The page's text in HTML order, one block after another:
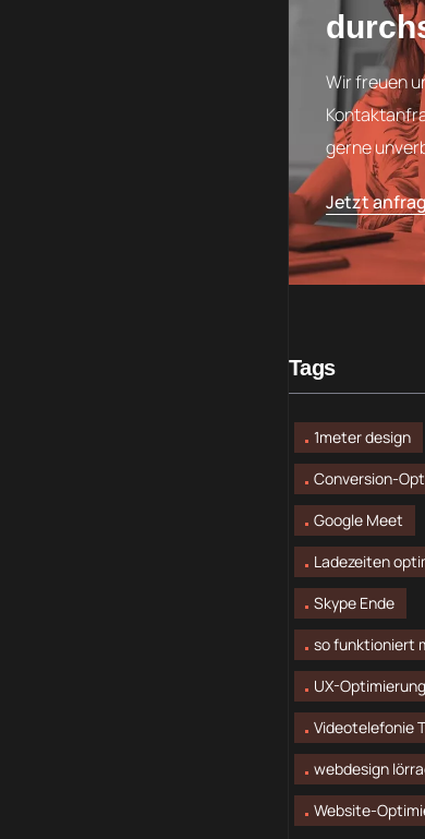
Wir freuen
gerne
Jetzt
Tags
1meter design
Conversion-
Google Meet
Ladezeiten
Skype Ende
so funktioniert
UX-Optimierung
Videotelefonie
webdesign
Website-